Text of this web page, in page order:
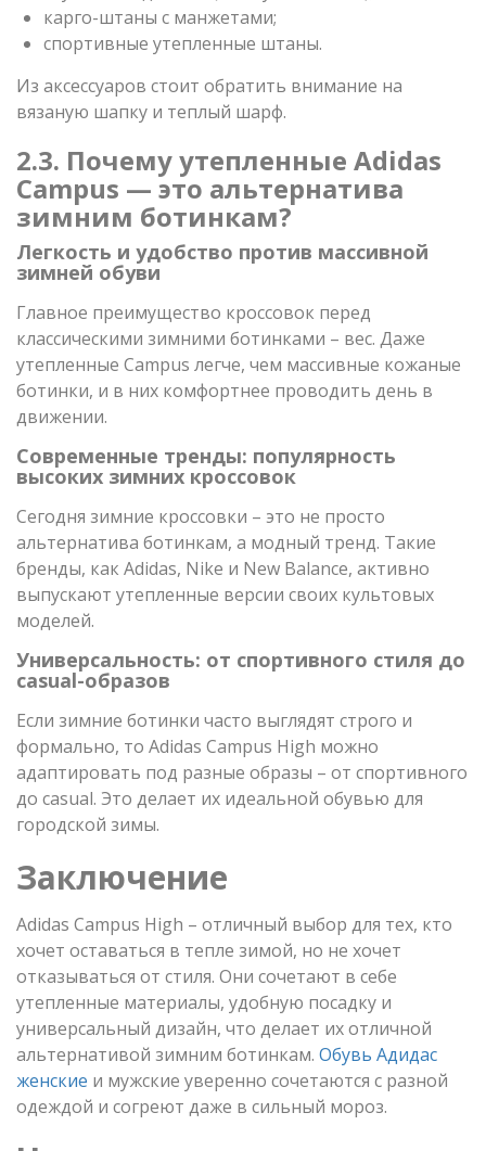
карго-штаны с манжетами;
спортивные утепленные штаны.
Из аксессуаров стоит обратить внимание на
вязаную шапку и теплый шарф.
2.3. Почему утепленные Adidas
Campus — это альтернатива
зимним ботинкам?
Легкость и удобство против массивной
зимней обуви
Главное преимущество кроссовок перед
классическими зимними ботинками – вес. Даже
утепленные Campus легче, чем массивные кожаные
ботинки, и в них комфортнее проводить день в
движении.
Современные тренды: популярность
высоких зимних кроссовок
Сегодня зимние кроссовки – это не просто
альтернатива ботинкам, а модный тренд. Такие
бренды, как Adidas, Nike и New Balance, активно
выпускают утепленные версии своих культовых
моделей.
Универсальность: от спортивного стиля до
casual-образов
Если зимние ботинки часто выглядят строго и
формально, то Adidas Campus High можно
адаптировать под разные образы – от спортивного
до casual. Это делает их идеальной обувью для
городской зимы.
Заключение
Adidas Campus High – отличный выбор для тех, кто
хочет оставаться в тепле зимой, но не хочет
отказываться от стиля. Они сочетают в себе
утепленные материалы, удобную посадку и
универсальный дизайн, что делает их отличной
альтернативой зимним ботинкам. Обувь Адидас
женские и мужские уверенно сочетаются с разной
одеждой и согреют даже в сильный мороз.